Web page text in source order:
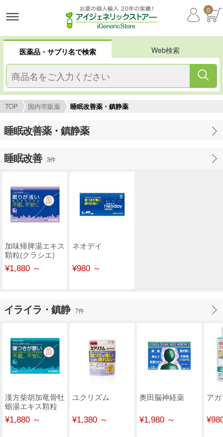
0
医薬品・サプリ名で検索 Web検索
TOP 国内市販薬 睡眠改善薬・鎮静薬
睡眠改善薬・鎮静薬
睡眠改善 3件
加味帰脾湯エキス
顆粒(クラシエ)
¥1,880 ～
ネオデイ
¥980 ～
イライラ・鎮静 7件
漢方柴胡加竜骨牡
蛎湯エキス顆粒
(クラシエ)
¥1,880 ～
ユクリズム
¥1,380 ～
奥田脳神経薬
¥1,980 ～
ア